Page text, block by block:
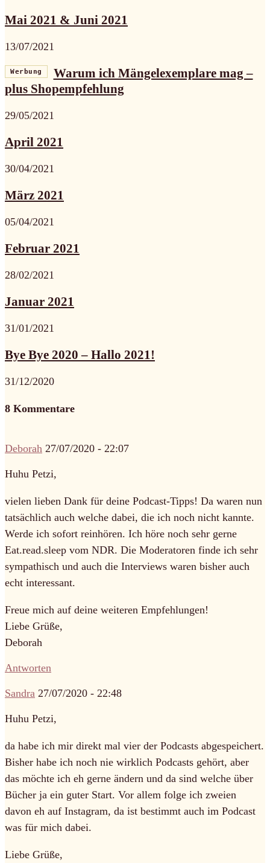
Mai 2021 & Juni 2021
13/07/2021
Werbung
Warum ich Mängelexemplare mag –
plus Shopempfehlung
29/05/2021
April 2021
30/04/2021
März 2021
05/04/2021
Februar 2021
28/02/2021
Januar 2021
31/01/2021
Bye Bye 2020 – Hallo 2021!
31/12/2020
8 Kommentare
Deborah 27/07/2020 - 22:07
Huhu Petzi,
vielen lieben Dank für deine Podcast-Tipps! Da waren nun
tatsächlich auch welche dabei, die ich noch nicht kannte.
Werde ich sofort reinhören. Ich höre noch sehr gerne
Eat.read.sleep vom NDR. Die Moderatoren finde ich sehr
sympathisch und auch die Interviews waren bisher auch
echt interessant.
Freue mich auf deine weiteren Empfehlungen!
Liebe Grüße,
Deborah
Antworten
Sandra 27/07/2020 - 22:48
Huhu Petzi,
da habe ich mir direkt mal vier der Podcasts abgespeichert.
Bisher habe ich noch nie wirklich Podcasts gehört, aber
das möchte ich eh gerne ändern und da sind welche über
Bücher ja ein guter Start. Vor allem folge ich zweien
davon eh auf Instagram, da ist bestimmt auch im Podcast
was für mich dabei.
Liebe Grüße,